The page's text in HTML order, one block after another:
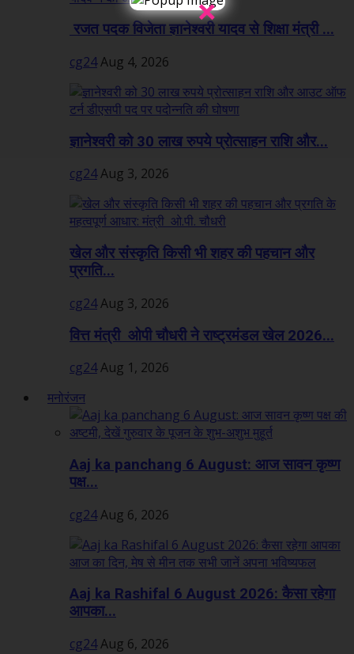
रजत पदक विजेता ज्ञानेश्वरी यादव से शिक्षा मंत्री ...
cg24Aug 4, 2026
ज्ञानेश्वरी को 30 लाख रुपये प्रोत्साहन राशि और...
cg24Aug 3, 2026
खेल और संस्कृति किसी भी शहर की पहचान और
प्रगति...
cg24Aug 3, 2026
वित्त मंत्री ओपी चौधरी ने राष्ट्रमंडल खेल 2026...
cg24Aug 1, 2026
मनोरंजन
Aaj ka panchang 6 August: आज सावन कृष्ण
पक्ष...
cg24Aug 6, 2026
Aaj ka Rashifal 6 August 2026: कैसा रहेगा
आपका...
cg24Aug 6, 2026
×